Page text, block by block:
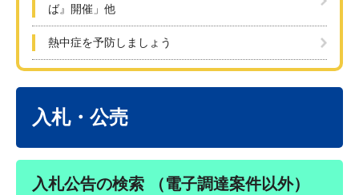
ば』開催」他
熱中症を予防しましょう
入札・公売
入札公告の検索 （電子調達案件以外）